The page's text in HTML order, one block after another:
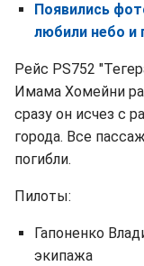
Появились
любили небо и
Рейс PS752
Имама Хомейни
сразу он исчез с
города. Все
погибли.
Пилоты:
Гапоненко
экипажа